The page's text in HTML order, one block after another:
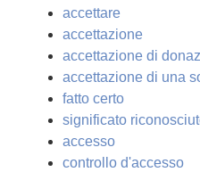
accettare
accettazione
accettazione di
accettazione di una
fatto certo
significato
accesso
controllo d'accesso